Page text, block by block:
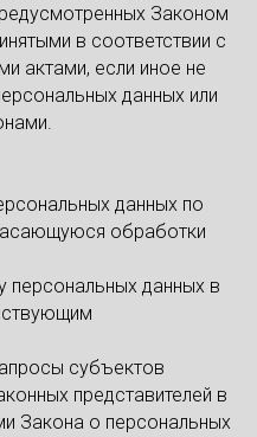
Законом
в соответствии с
актами, если иное не
данных или
данных по
обработки
персональных данных в
субъектов
представителей в
Закона о персональных